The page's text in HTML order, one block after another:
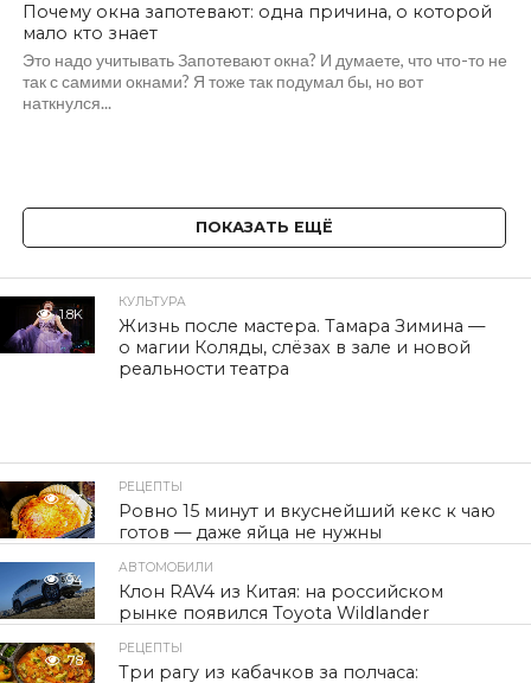
Почему окна запотевают: одна причина, о которой
мало кто знает
Это надо учитывать Запотевают окна? И думаете, что что-то не
так с самими окнами? Я тоже так подумал бы, но вот
наткнулся...
ПОКАЗАТЬ ЕЩЁ
1.8K
КУЛЬТУРА
Жизнь после мастера. Тамара Зимина —
о магии Коляды, слёзах в зале и новой
реальности театра
27
РЕЦЕПТЫ
Ровно 15 минут и вкуснейший кекс к чаю
готов — даже яйца не нужны
94
АВТОМОБИЛИ
Клон RAV4 из Китая: на российском
рынке появился Toyota Wildlander
78
РЕЦЕПТЫ
Три рагу из кабачков за полчаса: